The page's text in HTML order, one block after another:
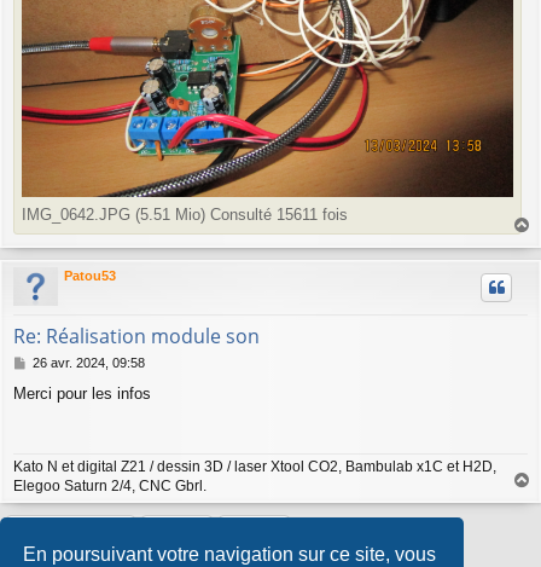
En poursuivant votre navigation sur ce site, vous
IMG_0642.JPG (5.51 Mio) Consulté 15611 fois
a
u
Patou53
Re: Réalisation module son
M
s
e
26 avr. 2024, 09:58
Merci pour les infos
Kato N et digital Z21 / dessin 3D / laser Xtool CO2, Bambulab x1C et H2D,
Elegoo Saturn 2/4, CNC Gbrl.
a
7 messages • Page1sur1